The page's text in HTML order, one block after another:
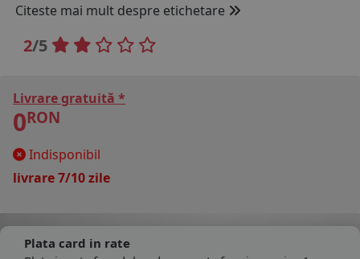
Citeste mai mult despre etichetare
2/5
Livrare gratuită *
0RON
Indisponibil
livrare 7/10 zile
Plata card in rate